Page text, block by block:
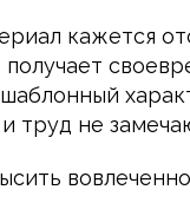
кажется
труд не